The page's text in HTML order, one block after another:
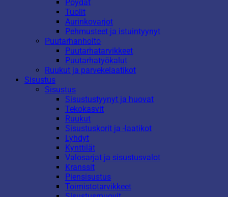
Pöydät
Tuolit
Aurinkovarjot
Pehmusteet ja istuintyynyt
Puutarhanhoito
Puutarhatarvikkeet
Puutarhatyökalut
Ruukut ja parvekelaatikot
Sisustus
Sisustus
Sisustustyynyt ja huovat
Tekokasvit
Ruukut
Sisustuskorit ja -laatikot
Lyhdyt
Kynttilät
Valosarjat ja sisustusvalot
Kranssit
Piensisustus
Toimistotarvikkeet